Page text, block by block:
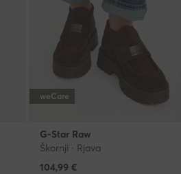
weCare
G-Star Raw
Škornji · Rjava
104,99 €